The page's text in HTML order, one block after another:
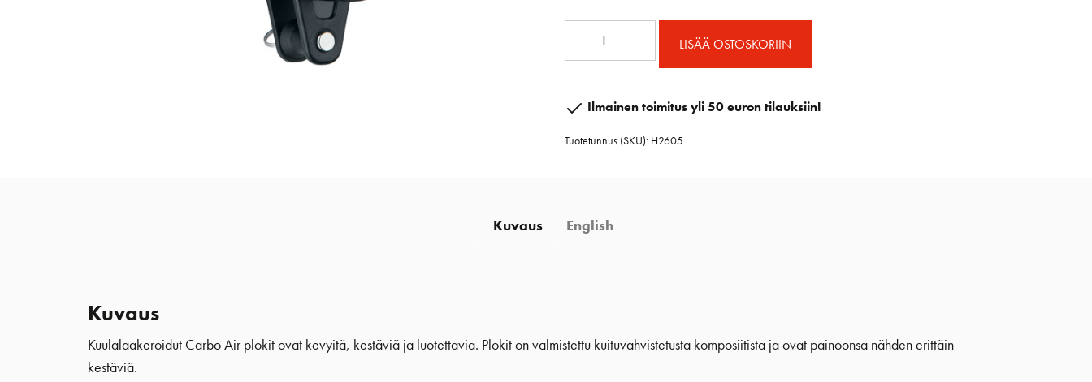
Block
määrä
LISÄÄ OSTOSKORIIN
Ilmainen toimitus yli 50 euron tilauksiin!
Tuotetunnus (SKU): H2605
Kuvaus English
Kuvaus
Kuulalaakeroidut Carbo Air plokit ovat kevyitä, kestäviä ja luotettavia. Plokit on valmistettu kuituvahvistetusta komposiitista ja ovat painoonsa nähden erittäin
kestäviä.